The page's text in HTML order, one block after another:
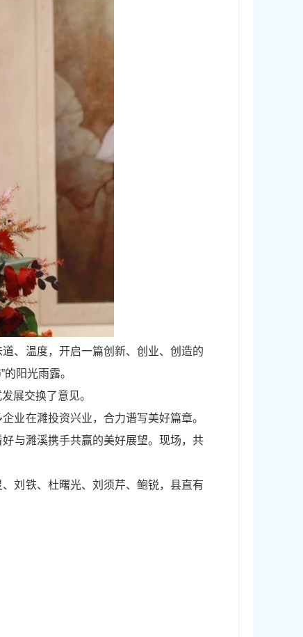
、温度，开启一篇创新、创业、创造的
阳光雨露。
展交换了意见。
业在濉投资兴业，合力谱写美好篇章。
与濉溪携手共赢的美好展望。现场，共
刘铁、杜曙光、刘须芹、鲍锐，县直有